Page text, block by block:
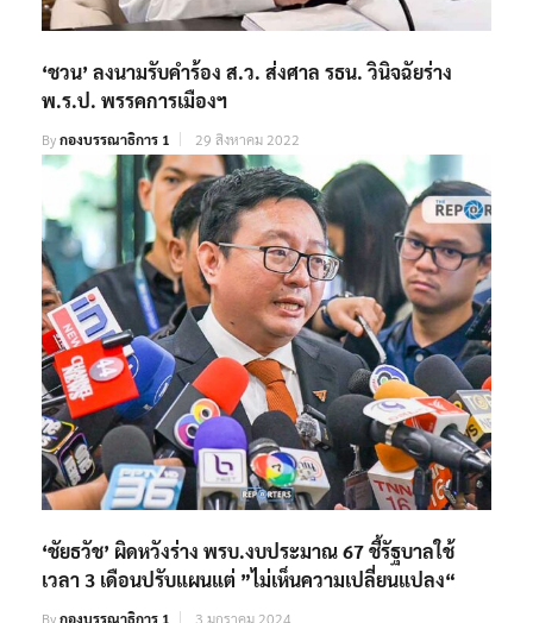
‘ชวน’ ลงนามรับคำร้อง ส.ว. ส่งศาล รธน. วินิจฉัยร่าง
พ.ร.ป. พรรคการเมืองฯ
Byกองบรรณาธิการ 1 29 สิงหาคม 2022
‘ชัยธวัช’ ผิดหวังร่าง พรบ.งบประมาณ 67 ชี้รัฐบาลใช้
เวลา 3 เดือนปรับแผนแต่ ”ไม่เห็นความเปลี่ยนแปลง“
Byกองบรรณาธิการ 1 3 มกราคม 2024